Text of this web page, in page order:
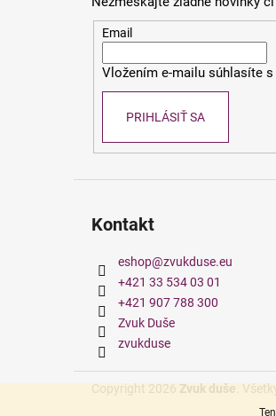
Email
Vložením e-mailu súhlasíte s
PRIHLÁSIŤ SA
Kontakt
eshop@zvukduse.eu
+421 33 534 03 01
+421 907 788 300
Zvuk Duše
zvukduse
Copyright 2026 Zvuk duše .